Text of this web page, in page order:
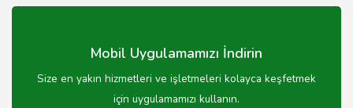
atölyemizde verilmektedir.
Mobil Uygulamamızı İndirin
Size en yakın hizmetleri ve işletmeleri kolayca keşfetmek
için uygulamamızı kullanın.